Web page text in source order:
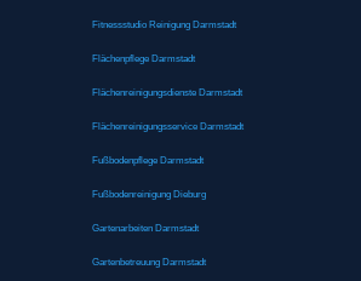
Fitnessstudio Reinigung Darmstadt
Flächenpflege Darmstadt
Flächenreinigungsdienste Darmstadt
Flächenreinigungsservice Darmstadt
Fußbodenpflege Darmstadt
Fußbodenreinigung Dieburg
Gartenarbeiten Darmstadt
Gartenbetreuung Darmstadt